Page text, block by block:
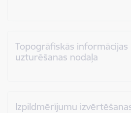
Topogrāfiskās informācijas
uzturēšanas nodaļa
Izpildmērījumu